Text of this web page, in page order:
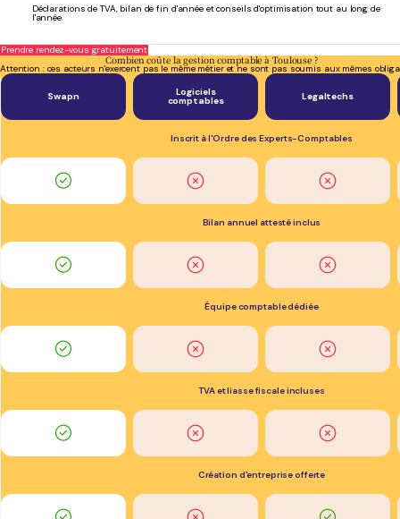
Déclarations de TVA, bilan de fin d'année et conseils d'optimisation tout au long de
l'année.
Prendre rendez-vous gratuitement
Combien coûte la gestion comptable à Toulouse ?
Attention : ces acteurs n'exercent pas le même métier et ne sont pas soumis aux mêmes
Swapn Logiciels
comptables Legaltechs
Inscrit à l'Ordre des Experts-Comptables
Bilan annuel attesté inclus
Équipe comptable dédiée
TVA et liasse fiscale incluses
Création d'entreprise offerte